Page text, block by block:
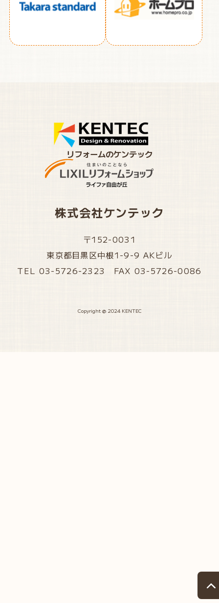
リフォームのケンテック
株式会社ケンテック
〒152-0031
東京都目黒区中根1-9-9 AKビル
TEL 03-5726-2323 FAX 03-5726-0086
Copyright @ 2024 KENTEC